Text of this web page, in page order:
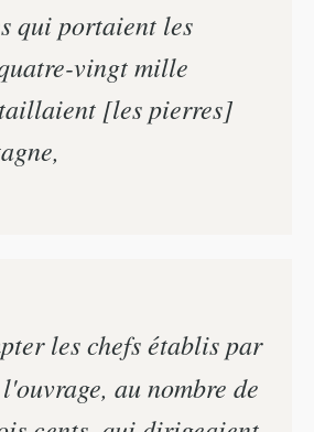
qui portaient les
vingt mille
[les pierres]
les chefs établis par
au nombre de